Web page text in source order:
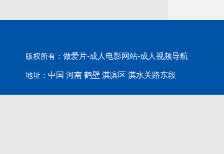
版权所有： 做爱片-成人电影网站-成人视频导航
地址： 中国 河南 鹤壁 淇滨区 淇水关路东段